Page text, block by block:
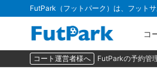
FutPark（フットパーク）は、フット
コ
コート運営者様へ FutParkの予約管